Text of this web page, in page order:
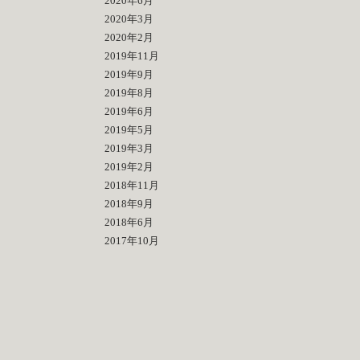
2020年3月
2020年2月
2019年11月
2019年9月
2019年8月
2019年6月
2019年5月
2019年3月
2019年2月
2018年11月
2018年9月
2018年6月
2017年10月